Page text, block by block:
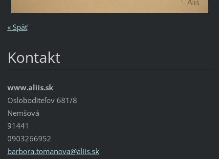
« Späť
Kontakt
www.aliis.sk
Osloboditeľov 681/8
Nemšová
91441
0903266952
barbora.tomanova@aliis.sk